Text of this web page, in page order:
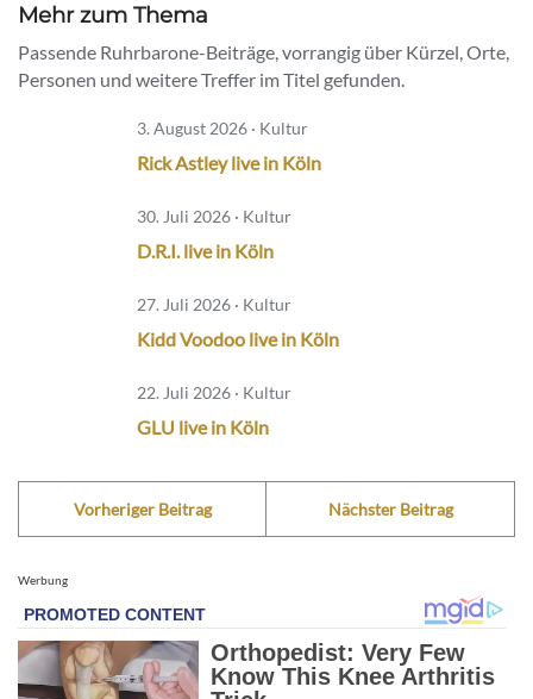
Mehr zum Thema
Passende Ruhrbarone-Beiträge, vorrangig über Kürzel, Orte,
Personen und weitere Treffer im Titel gefunden.
3. August 2026 · Kultur
Rick Astley live in Köln
30. Juli 2026 · Kultur
D.R.I. live in Köln
27. Juli 2026 · Kultur
Kidd Voodoo live in Köln
22. Juli 2026 · Kultur
GLU live in Köln
Vorheriger Beitrag Nächster Beitrag
Werbung